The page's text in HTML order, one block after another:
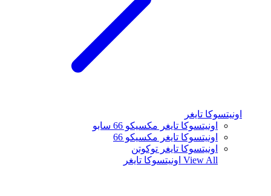
اونيتسوكا تايغر
اونيتسوكا تايغر مكسيكو 66 سابو
اونيتسوكا تايغر مكسيكو 66
اونيتسوكا تايغر توكوتن
View All اونيتسوكا تايغر